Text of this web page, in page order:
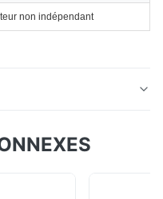
non indépendant
Comprend une